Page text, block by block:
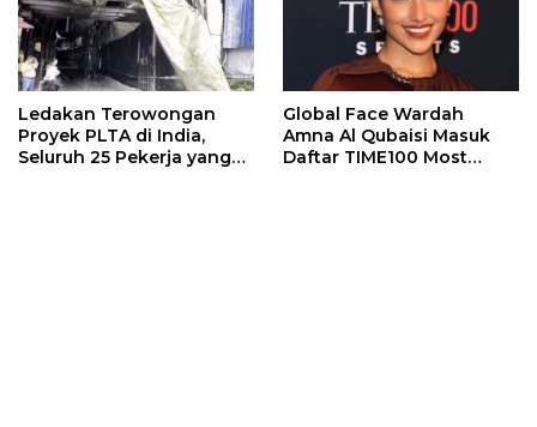
Ledakan Terowongan
Proyek PLTA di India,
Seluruh 25 Pekerja yang
Global Face Wardah
Amna Al Qubaisi Masuk
Daftar TIME100 Most